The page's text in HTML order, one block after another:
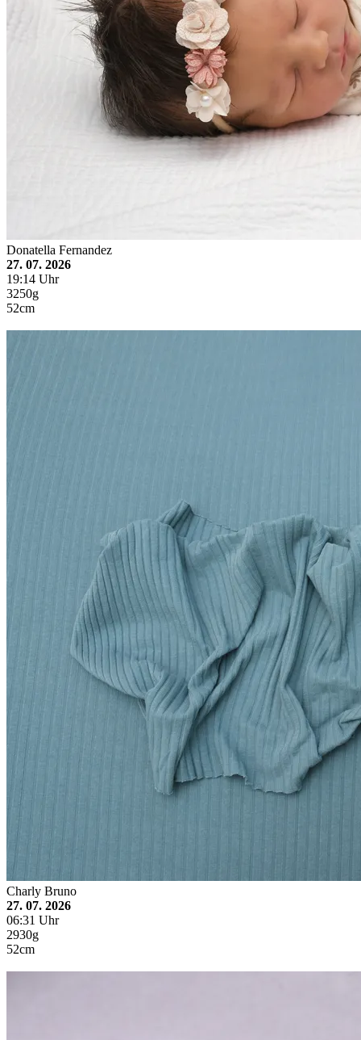
Donatella Fernandez
27. 07. 2026
19:14 Uhr
3250g
52cm
Charly Bruno
27. 07. 2026
06:31 Uhr
2930g
52cm